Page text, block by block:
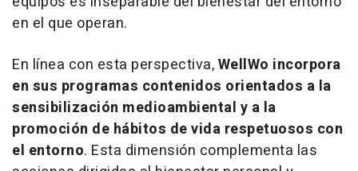
en el que operan.
En línea con esta perspectiva,WellWo incorpora
en sus programas contenidos orientados a la
sensibilización medioambiental y a la
promoción de hábitos de vida respetuosos con
el entorno. Esta dimensión complementa las